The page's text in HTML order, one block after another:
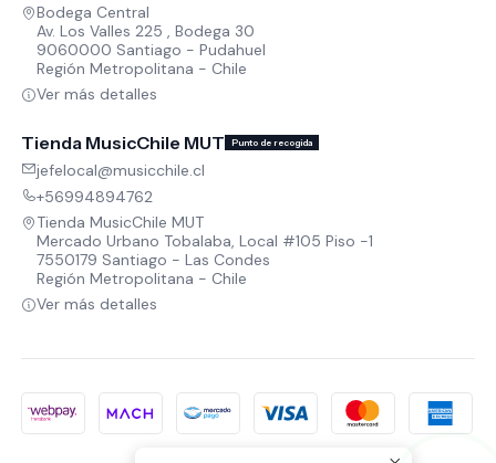
Bodega Central
Av. Los Valles 225 , Bodega 30
9060000 Santiago - Pudahuel
Región Metropolitana - Chile
Ver más detalles
Tienda MusicChile MUT Punto de recogida
jefelocal@musicchile.cl
+56994894762
Tienda MusicChile MUT
Mercado Urbano Tobalaba, Local #105 Piso -1
7550179 Santiago - Las Condes
Región Metropolitana - Chile
Ver más detalles